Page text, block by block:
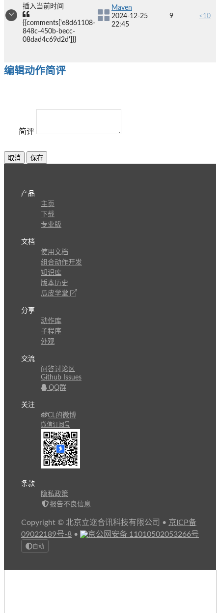
插入当前时间
{{comments['e8d61108-
848c-450b-becc-
08dad4c69d2d']}}
Maven
2024-12-25
22:45
9 <10
编辑动作简评
简评
取消 保存
产品
主页
下载
专业版
文档
使用文档
组合动作开发
知识库
版本历史
瓜皮学堂
分享
动作库
子程序
外观
交流
问答讨论区
Github Issues
QQ群
关注
CL的微博
微信订阅号
条款
隐私政策
报告不良信息
Copyright © 北京立迩合讯科技有限公司 • 京ICP备
09022189号-8 • 京公网安备 11010502053266号
自动